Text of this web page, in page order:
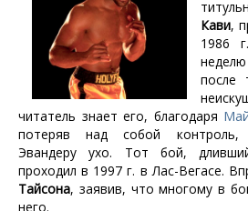
Кави,
1986
после
читатель знает его, благодаря
потеряв над собой контроль,
Эвандеру ухо. Тот бой,
проходил в 1997 г. в Лас-Вегасе.
Тайсона, заявив, что многому в
него.